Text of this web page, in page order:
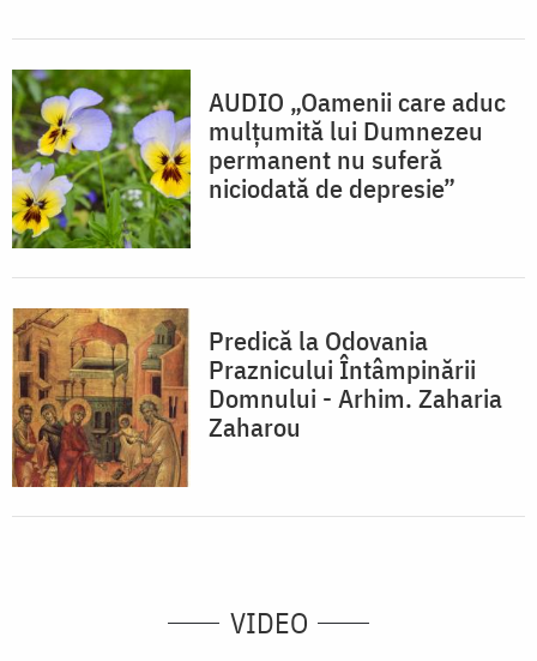
AUDIO „Oamenii care aduc
mulțumită lui Dumnezeu
permanent nu suferă
niciodată de depresie”
Predică la Odovania
Praznicului Întâmpinării
Domnului - Arhim. Zaharia
Zaharou
VIDEO